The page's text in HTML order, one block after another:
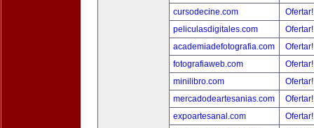
cursodecine.com
peliculasdigitales.com
academiadefotografia.com
fotografiaweb.com
minilibro.com
mercadodeartesanias.com
expoartesanal.com